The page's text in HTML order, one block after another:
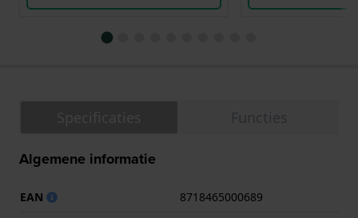
Algemene informatie
EAN
8718465000689